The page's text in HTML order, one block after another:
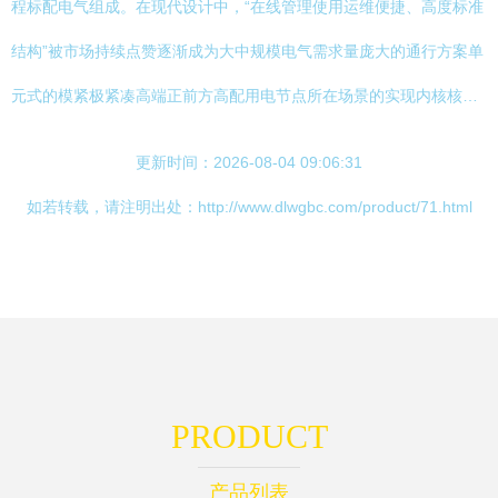
程标配电气组成。在现代设计中，“在线管理使用运维便捷、高度标准
结构”被市场持续点赞逐渐成为大中规模电气需求量庞大的通行方案单
元式的模紧极紧凑高端正前方高配用电节点所在场景的实现内核核…
更新时间：2026-08-04 09:06:31
如若转载，请注明出处：http://www.dlwgbc.com/product/71.html
PRODUCT
产品列表